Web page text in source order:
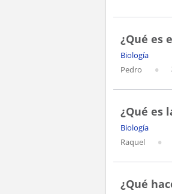
¿Qué es
Biología
Pedro
¿Qué es
Biología
Raquel
¿Qué